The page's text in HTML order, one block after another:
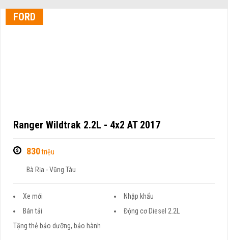
FORD
Ranger Wildtrak 2.2L - 4x2 AT 2017
830triệu
Bà Rịa - Vũng Tàu
Xe mới
Nhập khẩu
Bán tải
Động cơ Diesel 2.2L
Tặng thẻ bảo dưỡng, bảo hành